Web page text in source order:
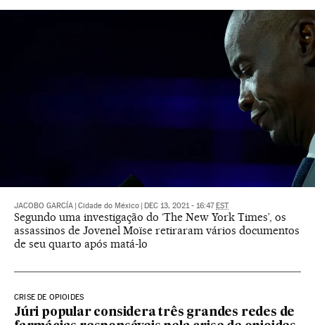
JACOBO GARCÍA Cidade do México DEC 13, 2021 - 16:47 EST
Segundo uma investigação do ‘The New York Times’, os
assassinos de Jovenel Moïse retiraram vários documentos
de seu quarto após matá-lo
CRISE DE OPIOIDES
Júri popular considera três grandes redes de